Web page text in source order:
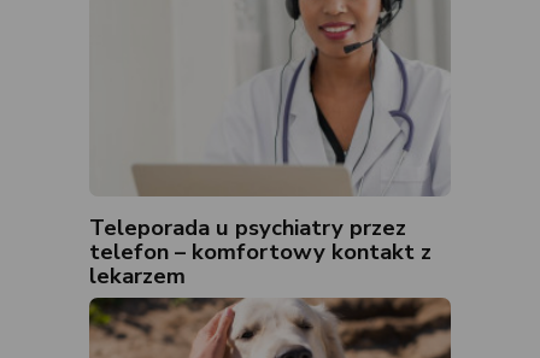
Teleporada u psychiatry przez
telefon – komfortowy kontakt z
lekarzem